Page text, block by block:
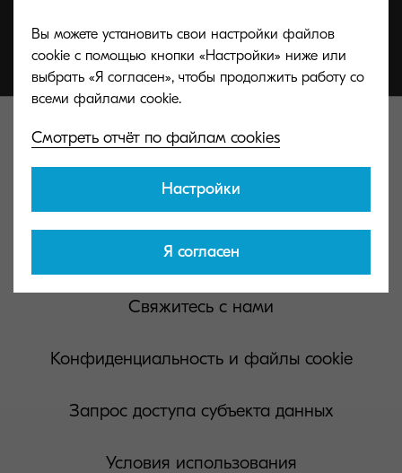
Kyocera Document Solutions Global
Свяжитесь с нами
Конфиденциальность и файлы cookie
Запрос доступа субъекта данных
Условия использования
Вы можете установить свои настройки файлов
cookie с помощью кнопки «Настройки» ниже или
выбрать «Я согласен», чтобы продолжить работу со
Смотреть отчёт по файлам cookies
Настройки
Я согласен